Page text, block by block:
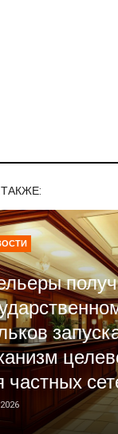
частных